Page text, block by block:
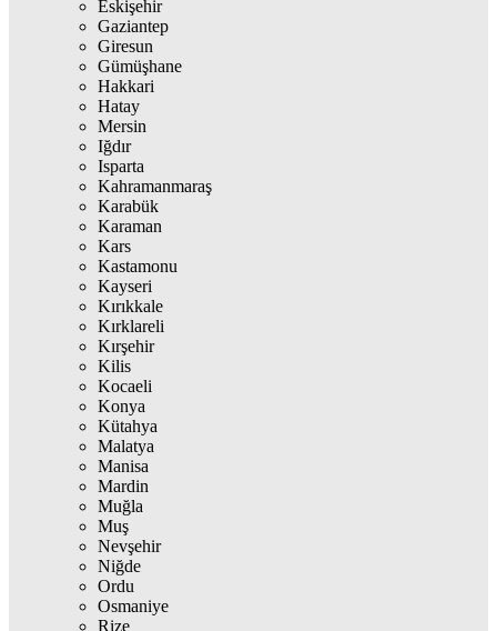
Eskişehir
Gaziantep
Giresun
Gümüşhane
Hakkari
Hatay
Mersin
Iğdır
Isparta
Kahramanmaraş
Karabük
Karaman
Kars
Kastamonu
Kayseri
Kırıkkale
Kırklareli
Kırşehir
Kilis
Kocaeli
Konya
Kütahya
Malatya
Manisa
Mardin
Muğla
Muş
Nevşehir
Niğde
Ordu
Osmaniye
Rize